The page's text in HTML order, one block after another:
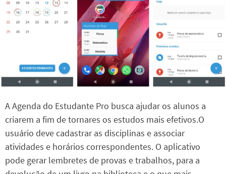
A Agenda do Estudante Pro busca ajudar os alunos a
criarem a fim de tornares os estudos mais efetivos.O
usuário deve cadastrar as disciplinas e associar
atividades e horários correspondentes. O aplicativo
pode gerar lembretes de provas e trabalhos, para a